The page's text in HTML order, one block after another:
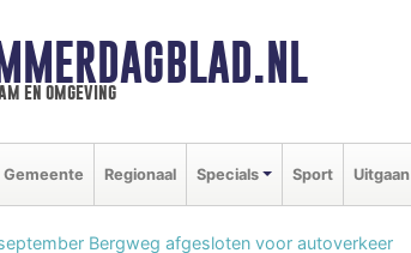
en omgeving
Gemeente Regionaal Specials Sport Uitgaan
Bergweg afgesloten voor autoverkeer